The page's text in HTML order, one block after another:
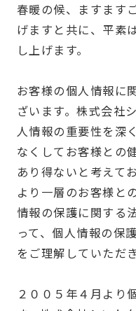
春暖の候、ますます
げますと共に、平素
し上げます。
お客様の個人情報に
ざいます。株式会社
人情報の重要性を深
なくしてお客様との
あり得ないと考えて
より一層のお客様と
情報の保護に関する
って、個人情報の保
をご理解していただ
２００５年４月より